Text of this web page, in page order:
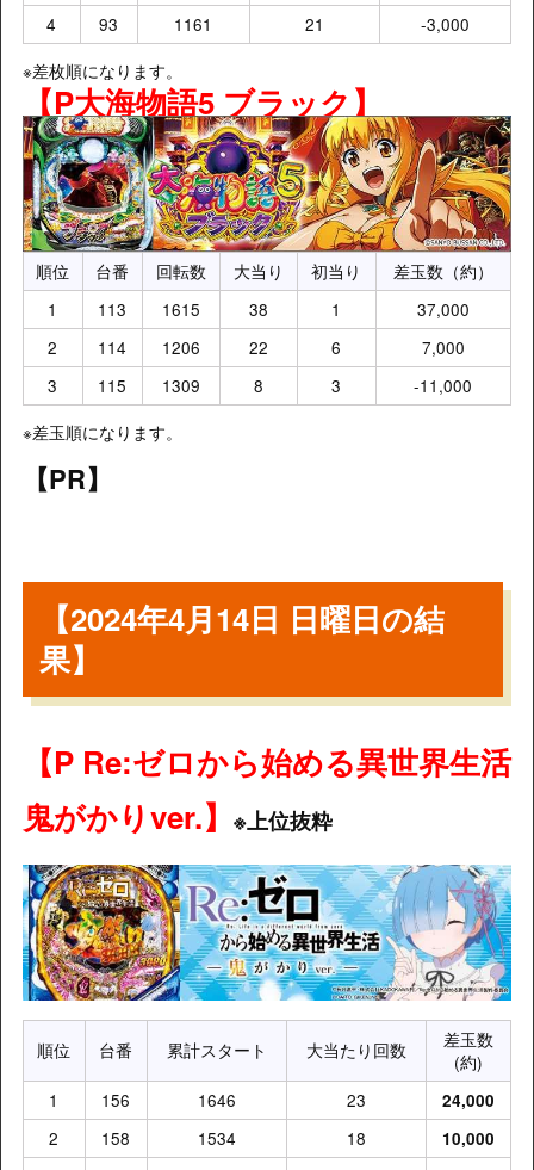
4
93 1161 21
-3,000
※差枚順になります。
【P大海物語5 ブラック】
順位 台番 回転数 大当り 初当り
差玉数（約）
1
113 1615 38 1
37,000
2
114 1206 22 6
7,000
3
115 1309 8 3
-11,000
※差玉順になります。
【PR】
【2024年4月14日 日曜日の結
果】
【P Re:ゼロから始める異世界生活
鬼がかりver.】 ※上位抜粋
順位 台番 累計スタート 大当たり回数
差玉数
(約)
1
156 1646 23 24,000
2 158 1534 18 10,000